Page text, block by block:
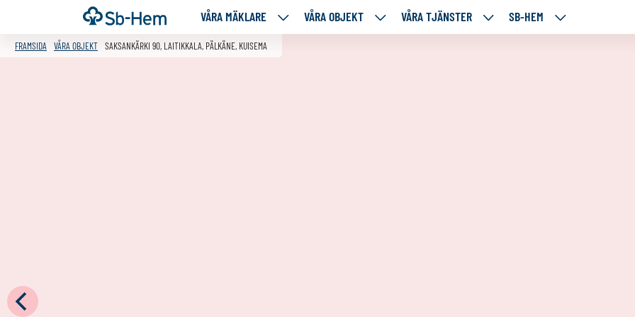
Till
innehållet
Framsida VÅRA MÄKLARE
VÅRA VÅRA OBJEKT
VÅRA VÅRA TJÄNSTER
VÅRASB-HEM
SB-
FRAMSIDA VÅRA OBJEKT SAKSANKÄRKI 90, LAITIKKALA, PÄLKÄNE, KUISEMA